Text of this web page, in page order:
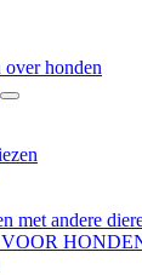
honden
met andere